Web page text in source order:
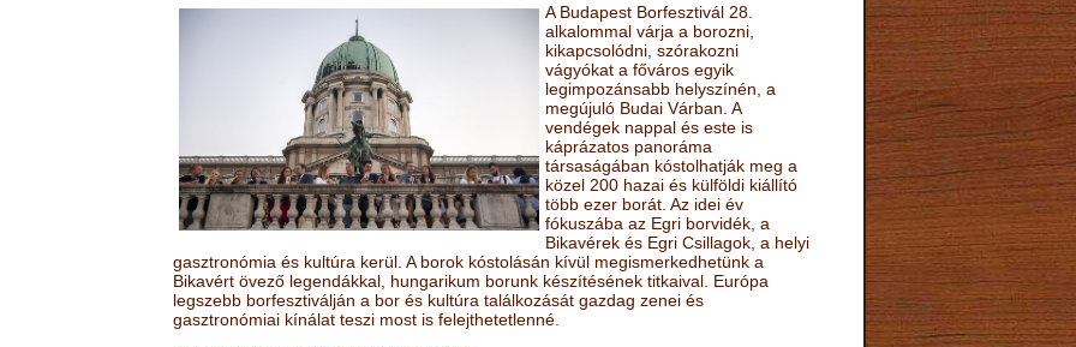
A Budapest Borfesztivál 28.
alkalommal várja a borozni,
kikapcsolódni, szórakozni
vágyókat a főváros egyik
legimpozánsabb helyszínén, a
megújuló Budai Várban. A
vendégek nappal és este is
káprázatos panoráma
társaságában kóstolhatják meg a
közel 200 hazai és külföldi kiállító
több ezer borát. Az idei év
fókuszába az Egri borvidék, a
Bikavérek és Egri Csillagok, a helyi
gasztronómia és kultúra kerül. A borok kóstolásán kívül megismerkedhetünk a
Bikavért övező legendákkal, hungarikum borunk készítésének titkaival. Európa
legszebb borfesztiválján a bor és kultúra találkozását gazdag zenei és
gasztronómiai kínálat teszi most is felejthetetlenné.